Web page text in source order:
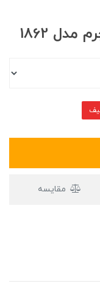
1862
مقایسه